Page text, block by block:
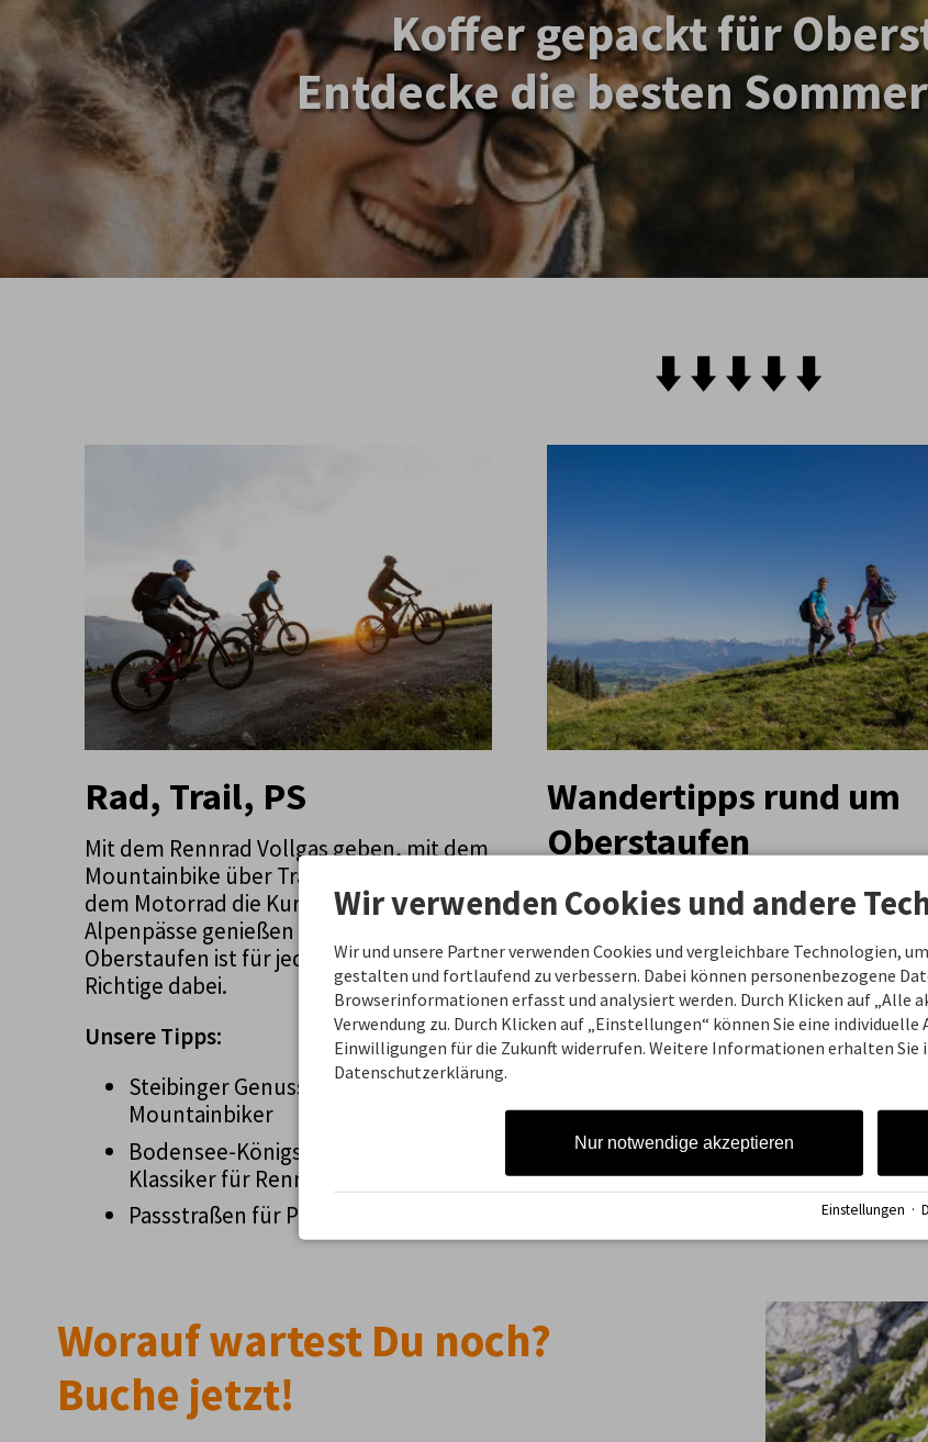
Koffer gepackt für
Entdecke die besten
⬇️​ ⬇️ ​⬇️​ ⬇️​ ⬇️​
Rad, Trail, PS
Mit dem Rennrad Vollgas geben, mit dem
Mountainbike über Trails jagen oder mit
dem Motorrad die Kurven der
Alpenpässe genießen – rund um
Oberstaufen ist für jeden Biker das
Richtige dabei.
Unsere Tipps:
Steibinger Genusstour für
Mountainbiker
Bodensee-Königssee-Radweg:
Klassiker für Rennrad-Fans
Passstraßen für PS-Liebhaber
Wandertipps rund um
Oberstaufen
Warum drinnen hocken, wenn
Wanderwege und Abenteuer auf Dich
Oberstaufen warten!
Unsere Tipps:
Wanderung zum Buchenegger
Erlebnispfad am Imberg
Premiumwinterwanderweg
Alpenfreiheit
Worauf wartest Du noch?
Buche jetzt!
Wir verwenden Cookies und andere
Wir und unsere Partner verwenden Cookies und vergleichbare Technologien,
gestalten und fortlaufend zu verbessern. Dabei können personenbezogene
Browserinformationen erfasst und analysiert werden. Durch Klicken auf „Alle
Verwendung zu. Durch Klicken auf „Einstellungen“ können Sie eine
Einwilligungen für die Zukunft widerrufen. Weitere Informationen erhalten Sie
Datenschutzerklärung.
Nur notwendige akzeptieren
Einstellungen ·